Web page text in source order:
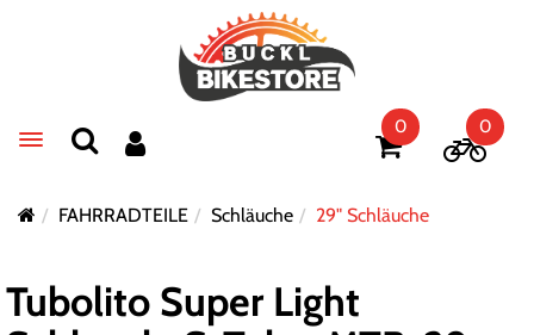
Toggle navigation
0 0
FAHRRADTEILE Schläuche 29" Schläuche
Tubolito Super Light